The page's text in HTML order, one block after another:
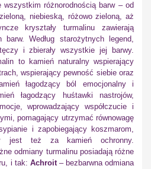
wszystkim różnorodnością barw – od
niebieską, różowo zieloną, aż
kryształy turmalinu zawierają
Według starożytnych legend,
i zbierały wszystkie jej barwy.
to kamień naturalny wspierający
wspierający pewność siebie oraz
łagodzący ból emocjonalny i
łagodzący huśtawki nastrojów,
wprowadzający współczucie i
pomagający utrzymać równowagę
i zapobiegający koszmarom,
jest też za kamień ochronny.
odmiany turmalinu posiadają różne
i tak: Achroit– bezbarwna odmiana